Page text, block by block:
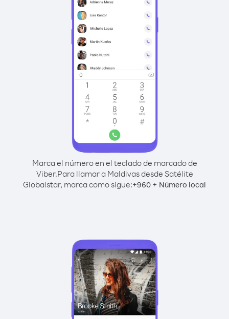
Marca el número en el teclado de marcado de
Viber.Para llamar a Maldivas desde Satélite
Globalstar, marca como sigue:+960 + Número local